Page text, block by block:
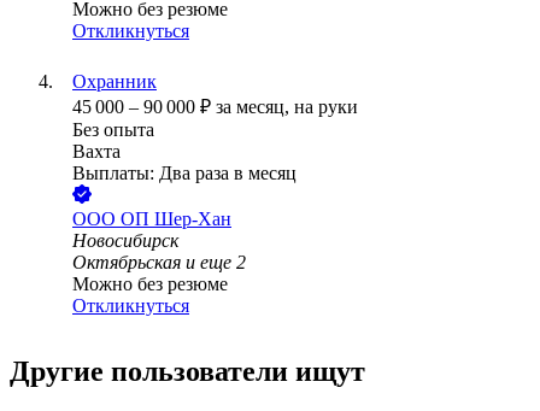
Можно без резюме
Откликнуться
Охранник
45 000 – 90 000 ₽ за месяц, на руки
Без опыта
Вахта
Выплаты: Два раза в месяц
ООО ОП Шер-Хан
Новосибирск
Октябрьская и еще 2
Можно без резюме
Откликнуться
Другие пользователи ищут